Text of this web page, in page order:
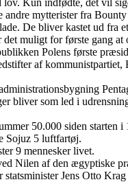
andre mytterister fra
De bliver kastet ud
muligt for første gang
Polens første
af
bliver som led i
50.000 siden starten i
Sojuz 5 luftfartøj.
9 mennesker livet.
Nilen af den ægyptiske
statsminister Jens Otto